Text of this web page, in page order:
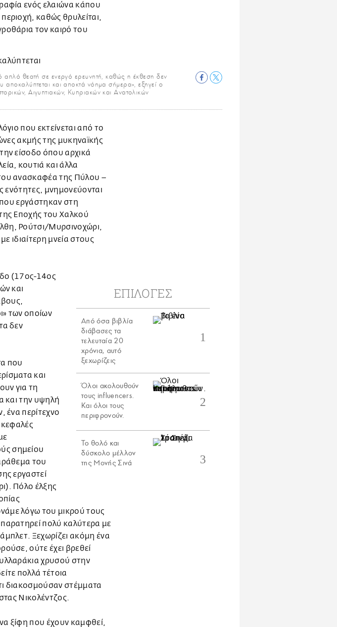
ενός ελαιώνα κάπου
καθώς θρυλείται,
τον καιρό του
απλό θεατή σε ενεργό ερευνητή, καθώς η έκθεση δεν
και αποκτά νόημα σήμερα», εξηγεί ο
Αιγυπτιακών, Κυπριακών και Ανατολικών
που εκτείνεται από το
ακμής της μυκηναϊκής
είσοδο όπου αρχικά
κουτιά και άλλα
ανασκαφέα της Πύλου –
ενότητες, μνημονεύονται
που εργάστηκαν στη
Εποχής του Χαλκού
Ρούτσι/Μυρσινοχώρι,
ιδιαίτερη μνεία στους
ΕΠΙΛΟΓΕΣ
Από όσα βιβλία
διάβασες τα
τελευταία 20
χρόνια, αυτό
ξεχωρίζεις
Όλοι ακολουθούν
τους influencers.
Και όλοι τους
περιφρονούν.
Το θολό και
δύσκολο μέλλον
της Μονής Σινά
(17ος-14ος
και
των οποίων
δεν
που
και
για τη
και την υψηλή
ένα περίτεχνο
κεφαλές
σημείου
του
εργαστεί
Πόλο έλξης
λόγω του μικρού τους
πολύ καλύτερα με
Ξεχωρίζει ακόμη ένα
ούτε έχει βρεθεί
χρυσού στην
πολλά τέτοια
διακοσμούσαν στέμματα
Νικολέντζος.
ξίφη που έχουν καμφθεί,